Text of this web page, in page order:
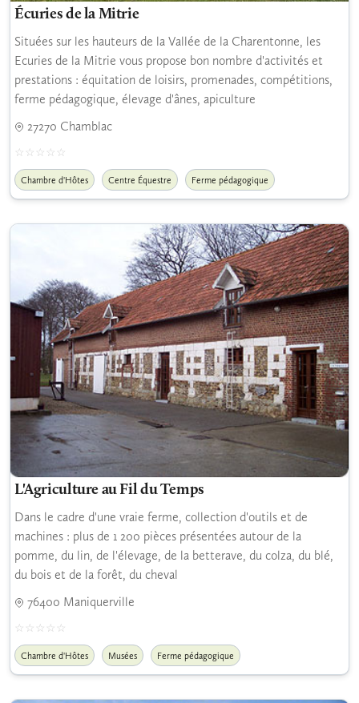
Écuries de la Mitrie
Situées sur les hauteurs de la Vallée de la Charentonne, les
Ecuries de la Mitrie vous propose bon nombre d'activités et
prestations : équitation de loisirs, promenades, compétitions,
ferme pédagogique, élevage d'ânes, apiculture
27270 Chamblac
Chambre d'Hôtes Centre Équestre Ferme pédagogique
L'Agriculture au Fil du Temps
Dans le cadre d'une vraie ferme, collection d'outils et de
machines : plus de 1 200 pièces présentées autour de la
pomme, du lin, de l'élevage, de la betterave, du colza, du blé,
du bois et de la forêt, du cheval
76400 Maniquerville
Chambre d'Hôtes Musées Ferme pédagogique